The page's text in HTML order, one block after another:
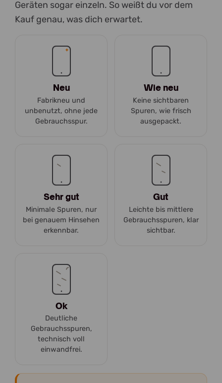
Geräten sogar einzeln. So weißt du vor dem
Kauf genau, was dich erwartet.
Neu
Fabrikneu und
unbenutzt, ohne jede
Gebrauchsspur.
Wie neu
Keine sichtbaren
Spuren, wie frisch
ausgepackt.
Sehr gut
Minimale Spuren, nur
bei genauem Hinsehen
erkennbar.
Gut
Leichte bis mittlere
Gebrauchsspuren, klar
sichtbar.
Ok
Deutliche
Gebrauchsspuren,
technisch voll
einwandfrei.